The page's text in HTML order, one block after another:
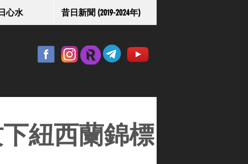
心水 昔日新聞 (2019-2024年)
下紐西蘭錦標